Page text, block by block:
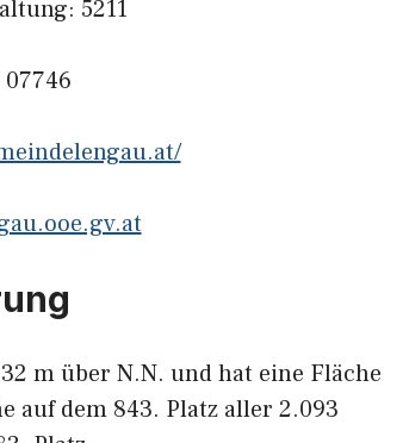
5211
m über N.N. und hat eine Fläche
auf dem 843. Platz aller 2.093